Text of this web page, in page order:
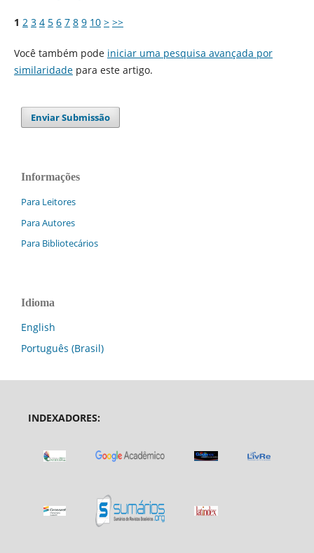
1 2 3 4 5 6 7 8 9 10 > >>
Você também pode iniciar uma pesquisa avançada por
similaridadepara este artigo.
Enviar Submissão
Informações
Para Leitores
Para Autores
Para Bibliotecários
Idioma
English
Português (Brasil)
INDEXADORES: